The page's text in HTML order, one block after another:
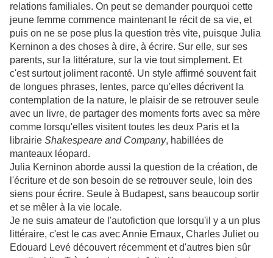
relations familiales. On peut se demander pourquoi cette
jeune femme commence maintenant le récit de sa vie, et
puis on ne se pose plus la question très vite, puisque Julia
Kerninon a des choses à dire, à écrire. Sur elle, sur ses
parents, sur la littérature, sur la vie tout simplement. Et
c'est surtout joliment raconté. Un style affirmé souvent fait
de longues phrases, lentes, parce qu'elles décrivent la
contemplation de la nature, le plaisir de se retrouver seule
avec un livre, de partager des moments forts avec sa mère
comme lorsqu'elles visitent toutes les deux Paris et la
librairie Shakespeare and Company, habillées de
manteaux léopard.
Julia Kerninon aborde aussi la question de la création, de
l'écriture et de son besoin de se retrouver seule, loin des
siens pour écrire. Seule à Budapest, sans beaucoup sortir
et se mêler à la vie locale.
Je ne suis amateur de l'autofiction que lorsqu'il y a un plus
littéraire, c'est le cas avec Annie Ernaux, Charles Juliet ou
Edouard Levé découvert récemment et d'autres bien sûr